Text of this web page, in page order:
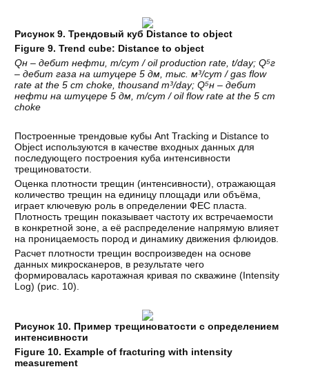
Рисунок 9. Трендовый куб Distance to object
Figure 9. Trend cube: Distance to object
Qн –дебит нефти ,т/сут / oil production rate, t/day; Q⁵г
–дебит газа на штуцере 5дм ,тыс .м³/сут / gas flow
rate at the 5 cm choke, thousand m³/day; Q⁵н –дебит
нефти на штуцере 5дм ,т/сут / oil flow rate at the 5 cm
choke
Построенные трендовые кубы Ant Tracking и Distance to
Object используются в качестве входных данных для
последующего построения куба интенсивности
трещиноватости.
Оценка плотности трещин (интенсивности), отражающая
количество трещин на единицу площади или объёма,
играет ключевую роль в определении ФЕС пласта.
Плотность трещин показывает частоту их встречаемости
в конкретной зоне, а её распределение напрямую влияет
на проницаемость пород и динамику движения флюидов.
Расчет плотности трещин воспроизведен на основе
данных микросканеров, в результате чего
формировалась каротажная кривая по скважине (Intensity
Log) (рис. 10).
Рисунок 10. Пример трещиноватости с определением
интенсивности
Figure 10. Example of fracturing with intensity
measurement